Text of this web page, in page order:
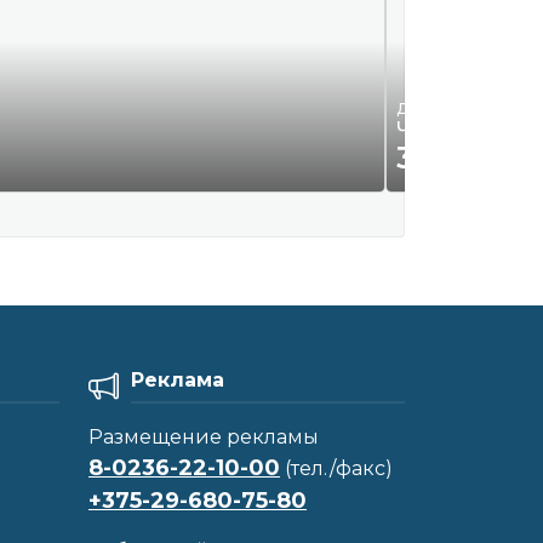
Детская одежда и
Чёрные
35
Реклама
Размещение рекламы
8-0236-22-10-00 (тел./факс)
+375-29-680-75-80